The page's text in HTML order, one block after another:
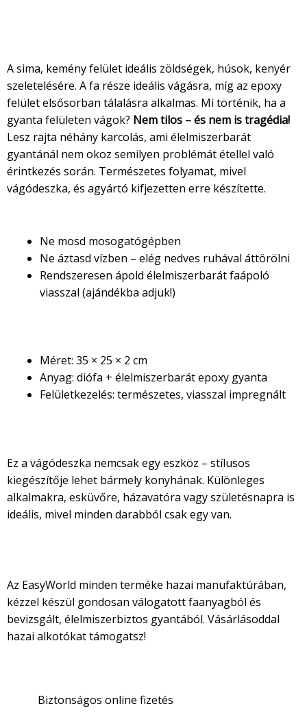
A sima, kemény felület ideális zöldségek, húsok, kenyér
szeletelésére. A fa része ideális vágásra, míg az epoxy
felület elsősorban tálalásra alkalmas. Mi történik, ha a
gyanta felületen vágok? Nem tilos – és nem is tragédia!
Lesz rajta néhány karcolás, ami élelmiszerbarát
gyantánál nem okoz semilyen problémát étellel való
érintkezés során. Természetes folyamat, mivel
vágódeszka, és agyártó kifjezetten erre készítette.
Ne mosd mosogatógépben
Ne áztasd vízben – elég nedves ruhával áttörölni
Rendszeresen ápold élelmiszerbarát faápoló
viasszal (ajándékba adjuk!)
Méret: 35 × 25 × 2 cm
Anyag: diófa + élelmiszerbarát epoxy gyanta
Felületkezelés: természetes, viasszal impregnált
Ez a vágódeszka nemcsak egy eszköz – stílusos
kiegészítője lehet bármely konyhának. Különleges
alkalmakra, esküvőre, házavatóra vagy születésnapra is
ideális, mivel minden darabból csak egy van.
Az EasyWorld minden terméke hazai manufaktúrában,
kézzel készül gondosan válogatott faanyagból és
bevizsgált, élelmiszerbiztos gyantából. Vásárlásoddal
hazai alkotókat támogatsz!
Biztonságos online fizetés